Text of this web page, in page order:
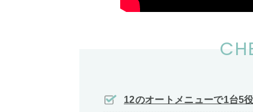
12のオートメニューで1台5